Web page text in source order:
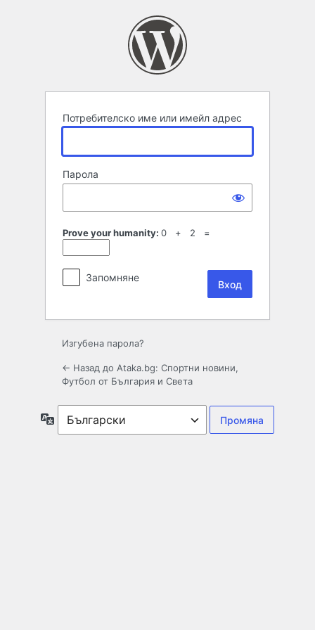
Потребителско име или имейл адрес
Парола
Prove your humanity: 0 + 2 =
Запомняне
Изгубена парола?
← Назад до Ataka.bg: Спортни новини,
Футбол от България и Света
Език